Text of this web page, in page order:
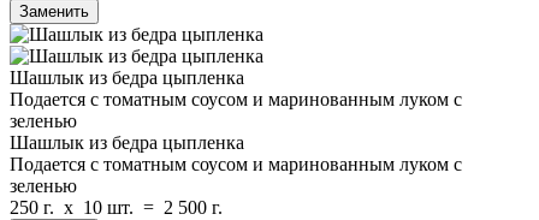
Заменить
Шашлык из бедра цыпленка
Подается с томатным соусом и маринованным луком с
зеленью
Шашлык из бедра цыпленка
Подается с томатным соусом и маринованным луком с
зеленью
250 г. x 10 шт. = 2 500 г.